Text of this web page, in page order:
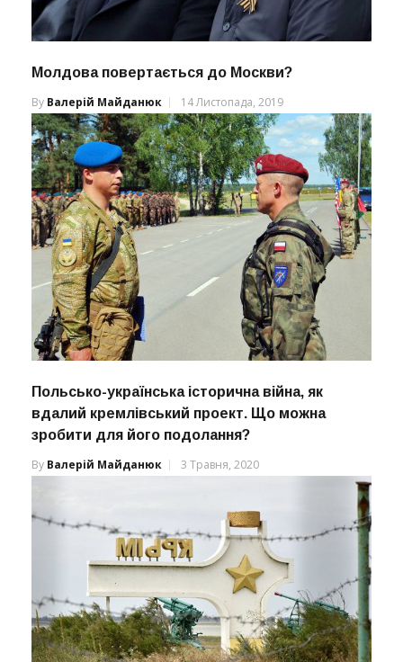
Молдова повертається до Москви?
By Валерій Майданюк 14 Листопада, 2019
Польсько-українська історична війна, як
вдалий кремлівський проект. Що можна
зробити для його подолання?
By Валерій Майданюк 3 Травня, 2020